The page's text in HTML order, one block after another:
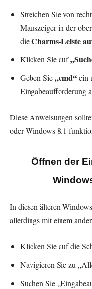
Streichen Sie von
Mauszeiger in der
dieCharms-Leiste
Klicken Sie auf
Geben Sie„cmd“ein
Eingabeaufforderung
Diese Anweisungen
oder Windows 8.1
Öffnen der
In diesen älteren
allerdings mit einem
Klicken Sie auf die
Navigieren Sie zu
Suchen Sie